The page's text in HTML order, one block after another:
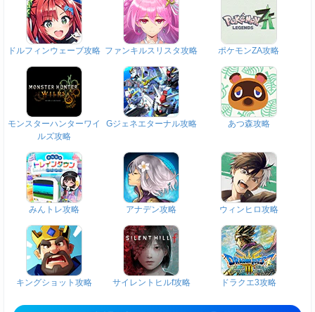
ドルフィンウェーブ攻略 ファンキルスリスタ攻略 ポケモンZA攻略
モンスターハンターワイ
ルズ攻略
Gジェネエターナル攻略 あつ森攻略
みんトレ攻略 アナデン攻略 ウィンヒロ攻略
キングショット攻略 サイレントヒルf攻略 ドラクエ3攻略